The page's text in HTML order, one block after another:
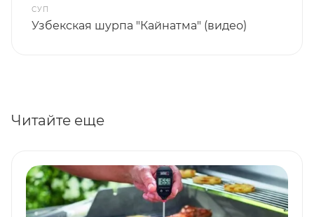
СУП
Узбекская шурпа "Кайнатма" (видео)
Читайте еще